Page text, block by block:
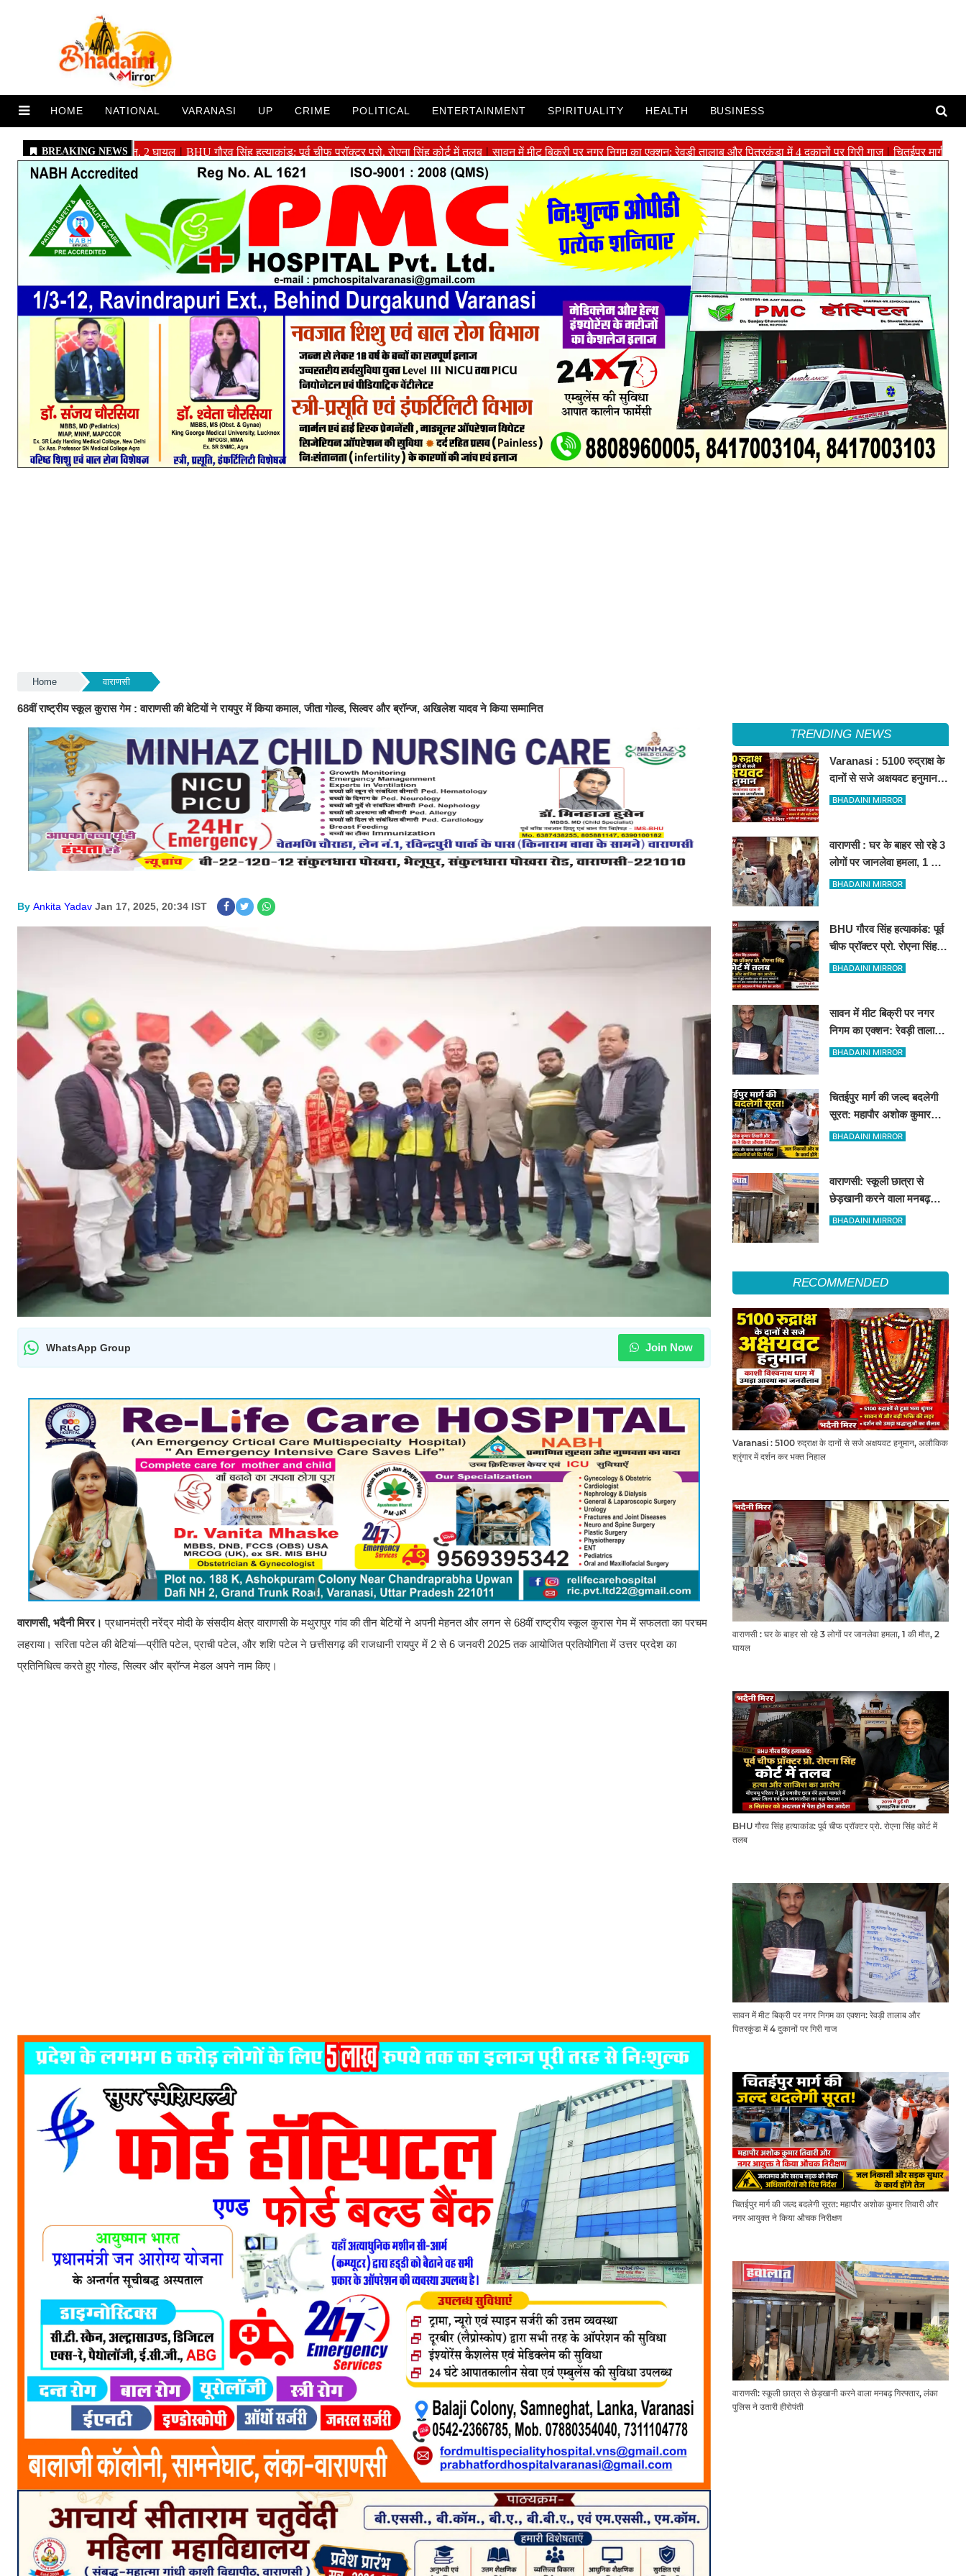
HOME NATIONAL VARANASI UP CRIME POLITICAL ENTERTAINMENT SPIRITUALITY HEALTH BUSINESS
Home वाराणसी
68वीं राष्ट्रीय स्कूल कुरास गेम : वाराणसी की बेटियों ने रायपुर में किया कमाल, जीता गोल्ड, सिल्वर और ब्रॉन्ज, अखिलेश यादव ने किया सम्मानित
By Ankita Yadav Jan 17, 2025, 20:34 IST
WhatsApp Group Join Now
वाराणसी, भदैनी मिरर।प्रधानमंत्री नरेंद्र मोदी के संसदीय क्षेत्र वाराणसी के मथुरापुर गांव की तीन बेटियों ने अपनी मेहनत और लगन से 68वीं राष्ट्रीय स्कूल कुरास गेम में सफलता का परचम
लहराया। सरिता पटेल की बेटियां—प्रीति पटेल, प्राची पटेल, और शशि पटेल ने छत्तीसगढ़ की राजधानी रायपुर में 2 से 6 जनवरी 2025 तक आयोजित प्रतियोगिता में उत्तर प्रदेश का
प्रतिनिधित्व करते हुए गोल्ड, सिल्वर और ब्रॉन्ज मेडल अपने नाम किए।
TRENDING NEWS
Varanasi : 5100 रुद्राक्ष के
दानों से सजे अक्षयवट हनुमान,
अलौकिक श्रृंगार में दर्शन कर
BHADAINI MIRROR
वाराणसी : घर के बाहर सो रहे 3
लोगों पर जानलेवा हमला, 1 की
मौत, 2 घायल
BHADAINI MIRROR
BHU गौरव सिंह हत्याकांड: पूर्व
चीफ प्रॉक्टर प्रो. रोएना सिंह
कोर्ट में तलब
BHADAINI MIRROR
सावन में मीट बिक्री पर नगर
निगम का एक्शन: रेवड़ी तालाब
और पितरकुंडा में 4 दुकानों पर
BHADAINI MIRROR
चितईपुर मार्ग की जल्द बदलेगी
सूरत: महापौर अशोक कुमार
तिवारी और नगर आयुक्त ने किया
BHADAINI MIRROR
वाराणसी: स्कूली छात्रा से
छेड़खानी करने वाला मनबढ़
गिरफ्तार, लंका पुलिस ने उतारी
BHADAINI MIRROR
RECOMMENDED
Varanasi : 5100 रुद्राक्ष के दानों से सजे अक्षयवट हनुमान, अलौकिक
श्रृंगार में दर्शन कर भक्त निहाल
वाराणसी : घर के बाहर सो रहे 3 लोगों पर जानलेवा हमला, 1 की मौत, 2
घायल
BHU गौरव सिंह हत्याकांड: पूर्व चीफ प्रॉक्टर प्रो. रोएना सिंह कोर्ट में
तलब
सावन में मीट बिक्री पर नगर निगम का एक्शन: रेवड़ी तालाब और
पितरकुंडा में 4 दुकानों पर गिरी गाज
चितईपुर मार्ग की जल्द बदलेगी सूरत: महापौर अशोक कुमार तिवारी और
नगर आयुक्त ने किया औचक निरीक्षण
वाराणसी: स्कूली छात्रा से छेड़खानी करने वाला मनबढ़ गिरफ्तार, लंका
पुलिस ने उतारी हीरोपंती